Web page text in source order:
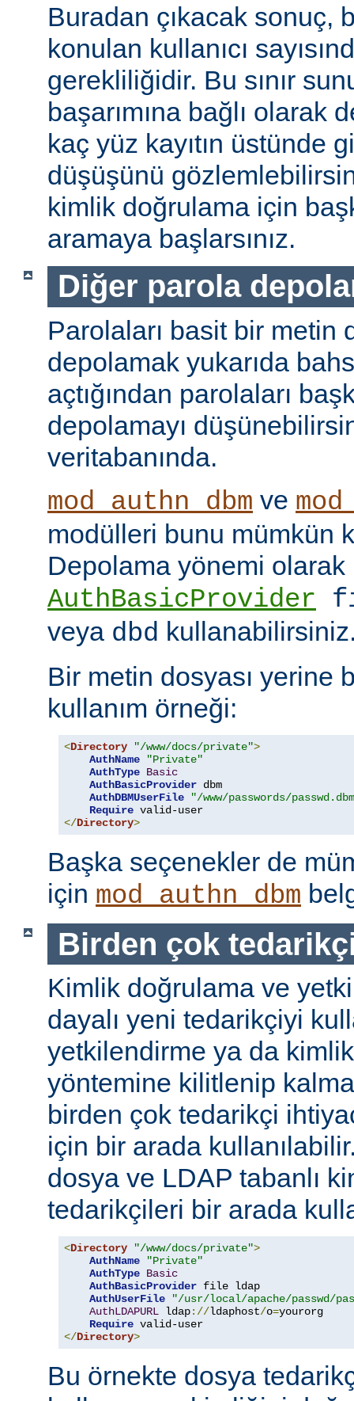
Buradan çıkacak sonuç,
konulan kullanıcı
gerekliliğidir. Bu sınır
başarımına bağlı olarak
kaç yüz kayıtın üstünde
düşüşünü
kimlik doğrulama için
aramaya başlarsınız.
Diğer parola
Parolaları basit bir metin
depolamak yukarıda
açtığından parolaları
depolamayı
veritabanında.
mod_authn_dbm ve
modülleri bunu mümkün
Depolama yönemi olarak
AuthBasicProvider
veya dbd
Bir metin dosyası yerine
kullanım örneği:
<Directory "/www/docs/private">
AuthName
"Private"
AuthType Basic
AuthBasicProvider dbm
AuthDBMUserFile
"/www/passwords/
Require
</Directory>
Başka seçenekler de
için mod_authn_dbm
Birden çok
Kimlik doğrulama ve
dayalı yeni tedarikçiyi
yetkilendirme ya da
yöntemine kilitlenip
birden çok tedarikçi
için bir arada
dosya ve LDAP tabanlı
tedarikçileri bir arada
<Directory "/www/docs/private">
AuthName
"Private"
AuthType Basic
AuthBasicProvider file ldap
AuthUserFile
"/usr/local/apache/passwd/
AuthLDAPURL ldap://ldaphost/o=yourorg
Require
</Directory>
Bu örnekte dosya